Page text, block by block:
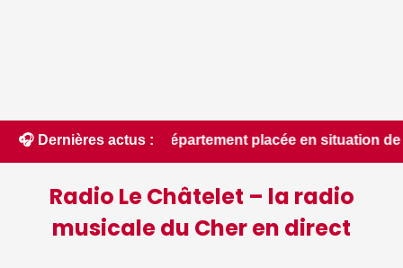
🎧 Dernières actus :placée en situation de crise - Le
Radio Le Châtelet – la radio
musicale du Cher en direct